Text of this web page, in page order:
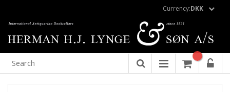
Currency:DKK